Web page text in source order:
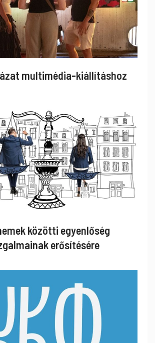
multimédia-kiállításhoz
közötti egyenlőség
erősítésére